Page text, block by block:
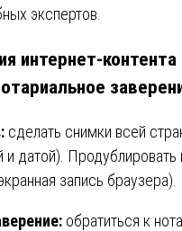
экспертов.
интернет-контента
сделать снимки всей
и датой). Продублировать
запись браузера).
обратиться к